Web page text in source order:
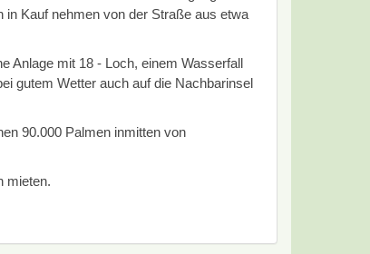
Kauf nehmen von der Straße aus etwa
Anlage mit 18 - Loch, einem Wasserfall
gutem Wetter auch auf die Nachbarinsel
90.000 Palmen inmitten von
mieten.